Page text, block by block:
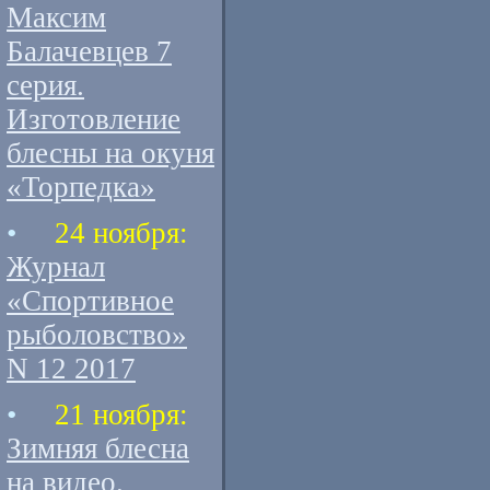
Максим
Балачевцев 7
серия.
Изготовление
блесны на окуня
«Торпедка»
• 24 ноября:
Журнал
«Спортивное
рыболовство»
N 12 2017
• 21 ноября:
Зимняя блесна
на видео.